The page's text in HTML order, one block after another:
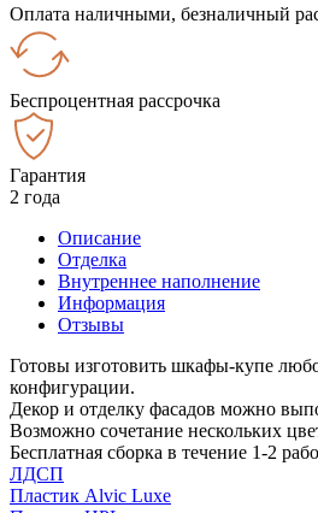
Оплата наличными, безналичный
Беспроцентная рассрочка
Гарантия
2 года
Описание
Отделка
Внутреннее наполнение
Информация
Отзывы
Готовы изготовить шкафы-купе
конфигурации.
Декор и отделку фасадов можно
Возможно сочетание нескольких
Бесплатная сборка в течение 1-2
ЛДСП
Пластик Alvic Luxe